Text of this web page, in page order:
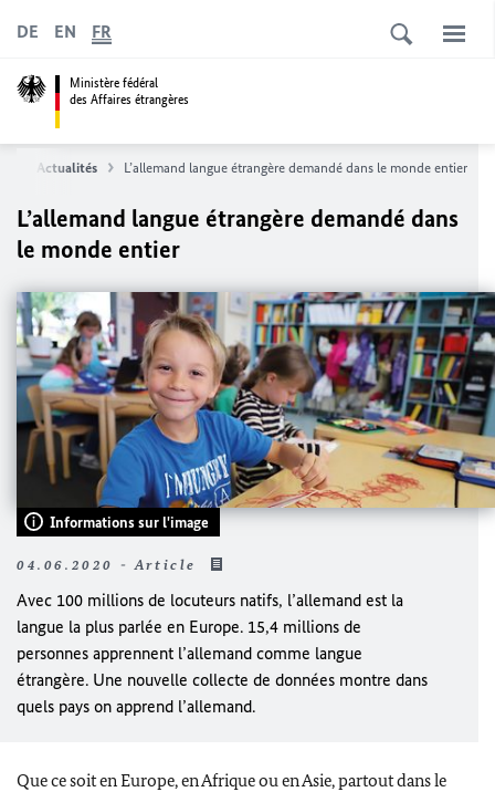
Ministère fédéral
des Affaires étrangères
DE EN FR
Actualités L’allemand langue étrangère demandé dans le monde entier
L’allemand langue étrangère demandé dans
le monde entier
Informations sur l'image
04.06.2020 - Article
Avec 100 millions de locuteurs natifs, l’allemand est la
langue la plus parlée en Europe. 15,4 millions de
personnes apprennent l’allemand comme langue
étrangère. Une nouvelle collecte de données montre dans
quels pays on apprend l’allemand.
Que ce soit en Europe, en Afrique ou en Asie, partout dans le